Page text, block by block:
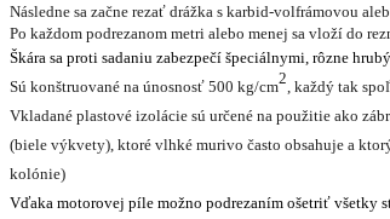
Následne sa začne rezať drážka s karbid-volfrámovou
Po každom podrezanom metri alebo menej sa vloží do
Škára sa proti sadaniu zabezpečí špeciálnymi, rôzne
Sú konštruované na únosnosť 500 kg/cm2 , každý tak
Vkladané plastové izolácie sú určené na použitie ako
(biele výkvety), ktoré vlhké murivo často obsahuje a
kolónie)
Vďaka motorovej píle možno podrezaním ošetriť všetky